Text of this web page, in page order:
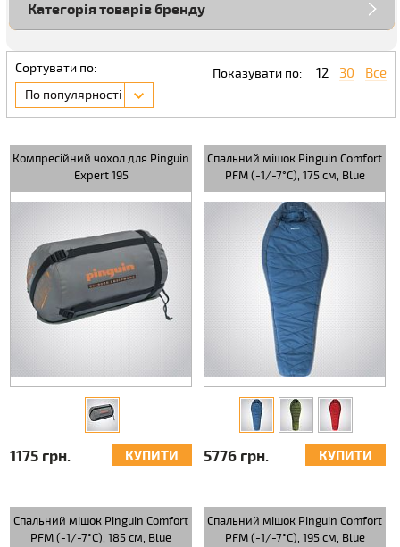
Категорія товарів бренду
Сортувати по:
По популярності
Показувати по: 12 30 Все
Компресійний чохол для Pinguin
Expert 195
1175 грн. КУПИТИ
Спальний мішок Pinguin Comfort
PFM (-1/-7°C), 175 см, Blue
5776 грн. КУПИТИ
Спальний мішок Pinguin Comfort
PFM (-1/-7°C), 185 см, Blue
Спальний мішок Pinguin Comfort
PFM (-1/-7°C), 195 см, Blue